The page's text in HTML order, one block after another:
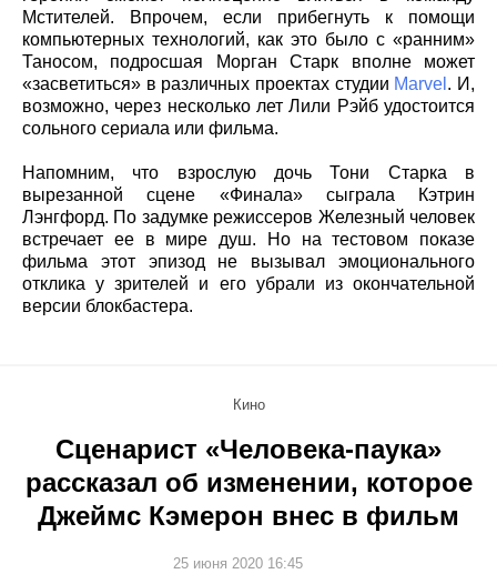
Мстителей. Впрочем, если прибегнуть к помощи
компьютерных технологий, как это было с «ранним»
Таносом, подросшая Морган Старк вполне может
«засветиться» в различных проектах студии Marvel . И,
возможно, через несколько лет Лили Рэйб удостоится
сольного сериала или фильма.
Напомним, что взрослую дочь Тони Старка в
вырезанной сцене «Финала» сыграла Кэтрин
Лэнгфорд. По задумке режиссеров Железный человек
встречает ее в мире душ. Но на тестовом показе
фильма этот эпизод не вызывал эмоционального
отклика у зрителей и его убрали из окончательной
версии блокбастера.
Кино
Сценарист «Человека-паука»
рассказал об изменении, которое
Джеймс Кэмерон внес в фильм
25 июня 2020 16:45